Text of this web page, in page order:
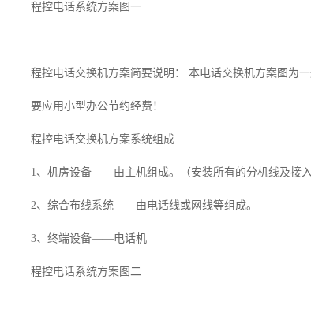
程控电话系统方案图一
程控电话交换机方案简要说明： 本电话交换机方案图为
要应用小型办公节约经费！
程控电话交换机方案系统组成
1、机房设备——由主机组成。（安装所有的分机线及接
2、综合布线系统——由电话线或网线等组成。
3、终端设备——电话机
程控电话系统方案图二